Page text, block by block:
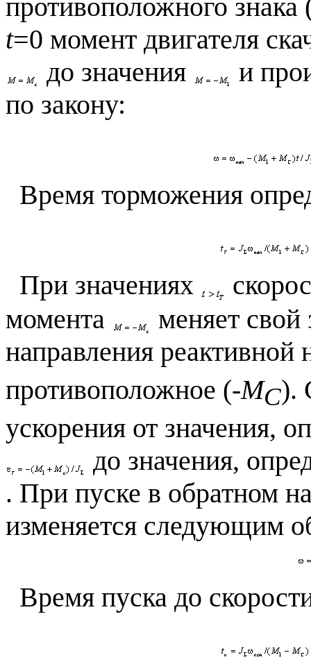
противоположного
t=0 момент двигателя
до значения
и
по закону:
Время торможения
При значениях
момента
меняет свой
направления реактивной
противоположное (-МС).
ускорения от значения,
до значения,
. При пуске в обратном
изменяется следующим
Время пуска до